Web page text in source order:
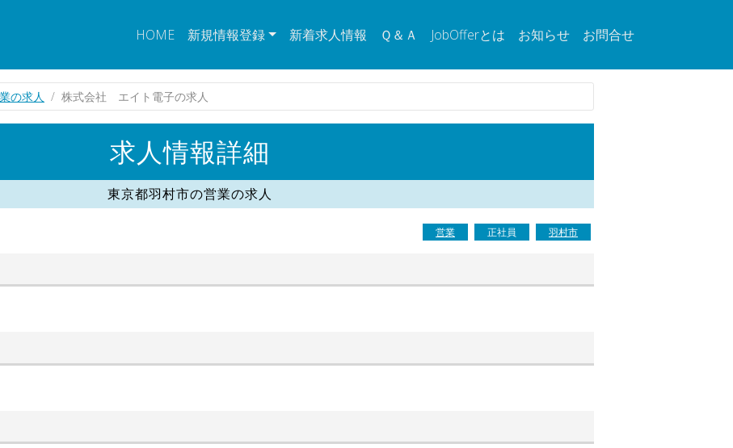
HOME 新規情報登録 新着求人情報 Ｑ＆Ａ JobOfferとは お知らせ お問合せ
の求人 株式会社 エイト電子の求人
求人情報詳細
東京都羽村市の営業の求人
営業 正社員 羽村市